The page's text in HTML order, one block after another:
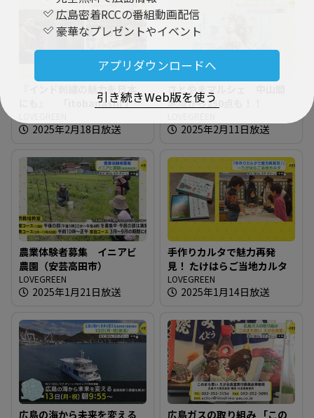
広島密着RCCの番組動画配信
豪華なプレゼントやイベント
アプリダウンロードへ
引き続きWeb版を使う
『インド刺繍の魅力を日本
にも』 「itobanashi 」東
2025年2月18日放送
さとやまマルシェ 中山間
地域から250点も！！
2025年2月11日放送
農業体験者募集 イニアビ
農園（安芸高田市）
LOVEGREEN
2025年1月21日放送
手作りカルタで魅力再発
見！ たけはらご当地カルタ
LOVEGREEN
2025年1月14日放送
広島の海から未来を変える
広島ガスの取り組み 「この